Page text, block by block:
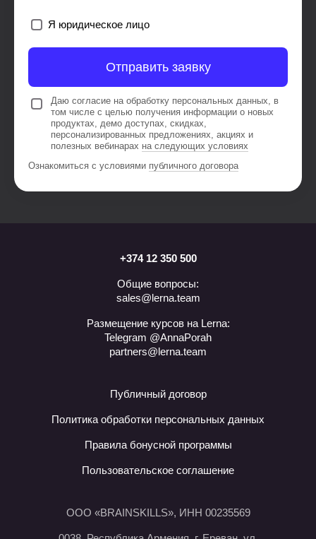
Я юридическое лицо
Отправить заявку
Даю согласие на обработку персональных данных, в
том числе с целью получения информации о новых
продуктах, демо доступах, скидках,
персонализированных предложениях, акциях и
полезных вебинарах на следующих условиях
Ознакомиться с условиями публичного договора
+374 12 350 500
Общие вопросы:
sales@lerna.team
Размещение курсов на Lerna:
Telegram @AnnaPorah
partners@lerna.team
Публичный договор
Политика обработки персональных данных
Правила бонусной программы
Пользовательское соглашение
ООО «BRAINSKILLS», ИНН 00235569